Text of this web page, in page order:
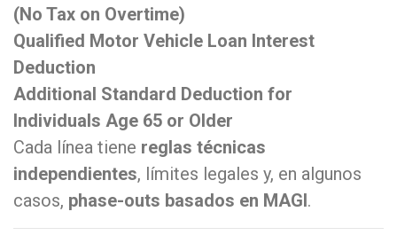
(No Tax on Overtime)
Qualified Motor Vehicle Loan Interest
Deduction
Additional Standard Deduction for
Individuals Age 65 or Older
Cada línea tiene reglas técnicas
independientes, límites legales y, en algunos
casos, phase-outs basados en MAGI.